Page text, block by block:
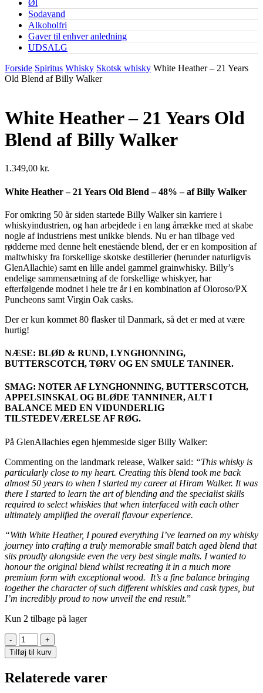
Øl
Sodavand
Alkoholfri
Gaver til enhver anledning
UDSALG
Forside Spiritus Whisky Skotsk whisky White Heather – 21 Years
Old Blend af Billy Walker
White Heather – 21 Years Old
Blend af Billy Walker
1.349,00 kr.
White Heather – 21 Years Old Blend – 48% – af Billy Walker
For omkring 50 år siden startede Billy Walker sin karriere i
whiskyindustrien, og han arbejdede i en lang årrække med at skabe
nogle af industriens mest unikke blends. Nu er han tilbage ved
rødderne med denne helt enestående blend, der er en komposition af
maltwhisky fra forskellige skotske destillerier (herunder naturligvis
GlenAllachie) samt en lille andel gammel grainwhisky. Billy’s
endelige sammensætning af de forskellige whiskyer, har
efterfølgende modnet i hele tre år i en kombination af Oloroso/PX
Puncheons samt Virgin Oak casks.
Der er kun kommet 80 flasker til Danmark, så det er med at være
hurtig!
NÆSE: BLØD & RUND, LYNGHONNING,
BUTTERSCOTCH, TØRV OG EN SMULE TANINER.
SMAG: NOTER AF LYNGHONNING, BUTTERSCOTCH,
APPELSINSKAL OG BLØDE TANNINER, ALT I
BALANCE MED EN VIDUNDERLIG
TILSTEDEVÆRELSE AF RØG.
På GlenAllachies egen hjemmeside siger Billy Walker:
Commenting on the landmark release, Walker said: “This whisky is
particularly close to my heart. Creating this blend took me back
almost 50 years to when I started my career at Hiram Walker. It was
there I started to learn the art of blending and the specialist skills
required to select whiskies that when interfaced with each other
ultimately amplified the overall flavour experience.
“With White Heather, I poured everything I’ve learned on my whisky
journey into crafting a truly memorable small batch aged blend that
sits proudly alongside even the very best single malts. I wanted to
honour the original blend whilst recreating it in a much more
premium form with exceptional wood. It’s a fine balance bringing
together the character of such different whiskies and cask types, but
I’m incredibly proud to now unveil the end result.”
Kun 2 tilbage på lager
White
Heather
–
Years
Tilføj til kurv
Relaterede varer